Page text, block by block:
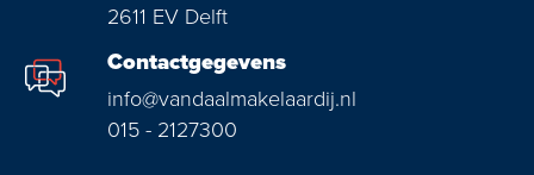
2611 EV Delft
Contactgegevens
info@vandaalmakelaardij.nl
015 - 2127300